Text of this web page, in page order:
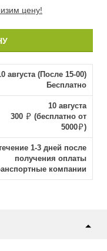
цену!
августа (После 15-00)
Бесплатно
10 августа
300
(бесплатно от
5000
)
1-3 дней после
получения оплаты
компании